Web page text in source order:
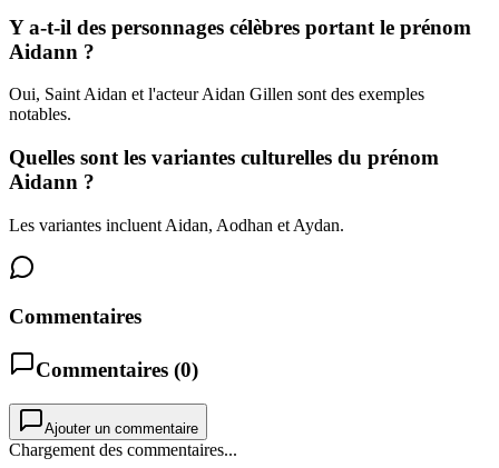
Y a-t-il des personnages célèbres portant le prénom
Aidann ?
Oui, Saint Aidan et l'acteur Aidan Gillen sont des exemples
notables.
Quelles sont les variantes culturelles du prénom
Aidann ?
Les variantes incluent Aidan, Aodhan et Aydan.
Commentaires
Commentaires (0)
Ajouter un commentaire
Chargement des commentaires...